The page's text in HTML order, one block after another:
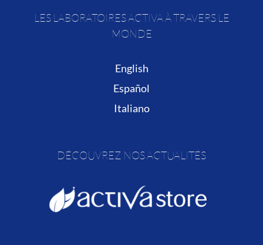
LES LABORATOIRES ACTIVA À TRAVERS LE
MONDE
English
Español
Italiano
DÉCOUVREZ NOS ACTUALITÉS